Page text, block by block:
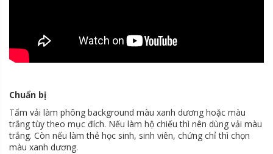
Chuẩn bị
Tấm vải làm phông background màu xanh dương hoặc màu
trắng tùy theo mục đích. Nếu làm hộ chiếu thì nên dùng vải màu
trắng. Còn nếu làm thẻ học sinh, sinh viên, chứng chỉ thì chọn
màu xanh dương.